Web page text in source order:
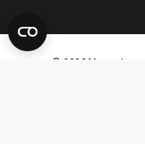
© 2026 Masset.